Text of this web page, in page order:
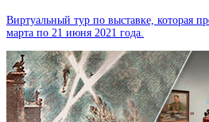
Виртуальный тур по выставке, которая
марта по 21 июня 2021 года.